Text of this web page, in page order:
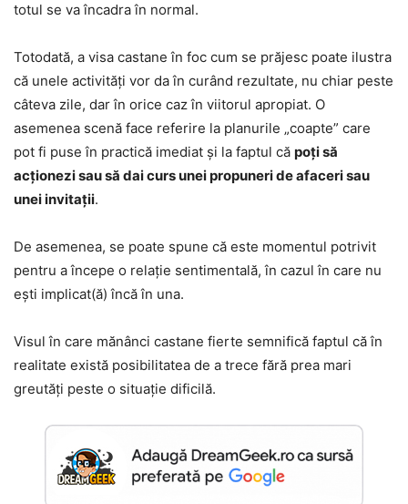
totul se va încadra în normal.
Totodată, a visa castane în foc cum se prăjesc poate ilustra
că unele activități vor da în curând rezultate, nu chiar peste
câteva zile, dar în orice caz în viitorul apropiat. O
asemenea scenă face referire la planurile „coapte” care
pot fi puse în practică imediat și la faptul că poți să
acționezi sau să dai curs unei propuneri de afaceri sau
unei invitații.
De asemenea, se poate spune că este momentul potrivit
pentru a începe o relație sentimentală, în cazul în care nu
ești implicat(ă) încă în una.
Visul în care mănânci castane fierte semnifică faptul că în
realitate există posibilitatea de a trece fără prea mari
greutăți peste o situație dificilă.